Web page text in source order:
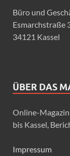
Büro und
Esmarchstraße
34121 Kassel
ÜBER DAS
Online-
bis Kassel,
Impressum